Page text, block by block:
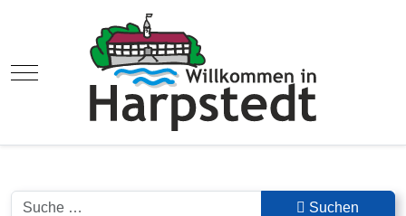
Mobile Menu Toggle
Suchen Suchen